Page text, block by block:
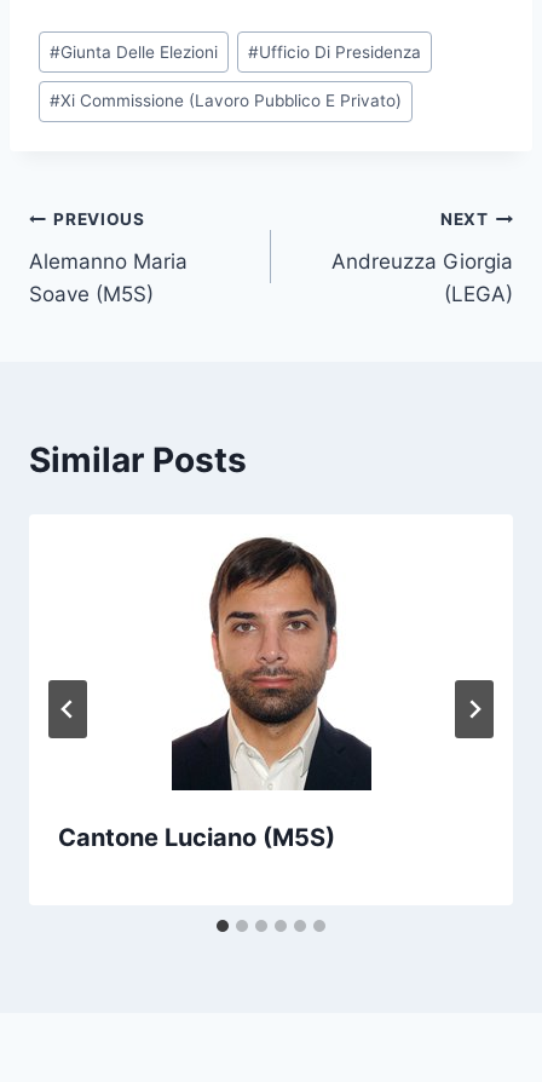
P
o
s
:
#Giunta Delle Elezioni #Ufficio Di Presidenza
#Xi Commissione (Lavoro Pubblico E Privato)
Post
navigation
PREVIOUS
Alemanno Maria
Soave (M5S)
NEXT
Andreuzza Giorgia
(LEGA)
Similar Posts
Cantone Luciano (M5S)